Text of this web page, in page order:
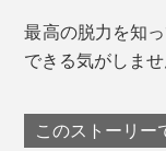
最高の脱力を知
できる気がしませ
このストーリー